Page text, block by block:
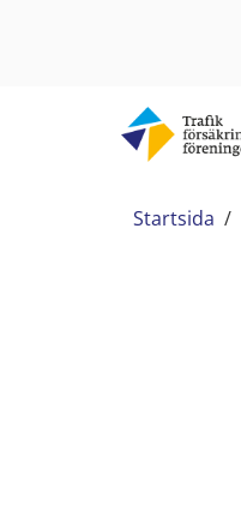
Startsida /